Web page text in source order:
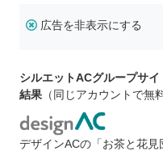
広告を非表示にする
シルエットACグループサ
結果 （同じアカウントで無
デザインACの「お茶と花